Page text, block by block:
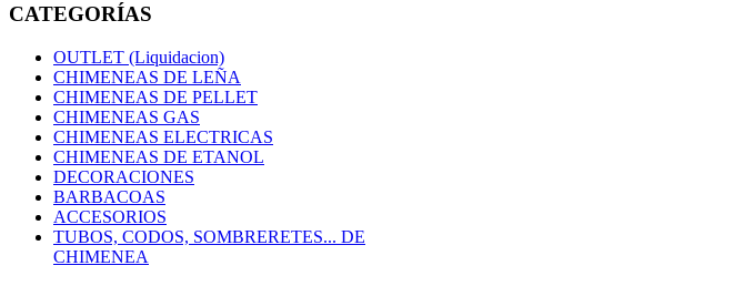
CATEGORÍAS
OUTLET (Liquidacion)
CHIMENEAS DE LEÑA
CHIMENEAS DE PELLET
CHIMENEAS GAS
CHIMENEAS ELECTRICAS
CHIMENEAS DE ETANOL
DECORACIONES
BARBACOAS
ACCESORIOS
TUBOS, CODOS, SOMBRERETES... DE
CHIMENEA